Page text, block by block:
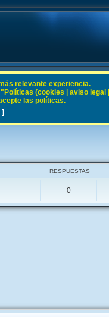
RESPUESTAS
0
relevante experiencia.
(cookies | aviso
las políticas.